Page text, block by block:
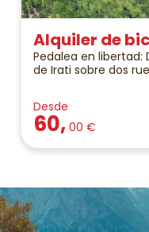
Alquiler de
Pedalea en libertad:
de Irati sobre dos
Desde
60, 00 €